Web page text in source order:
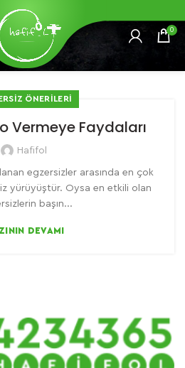
0
ÖNERILERI
Vermeye Faydaları
Hafifol
egzersizler arasında en çok
yürüyüştür. Oysa en etkili olan
başın...
DEVAMI